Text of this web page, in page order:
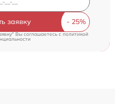
заявку
Вы соглашаетесь c политикой